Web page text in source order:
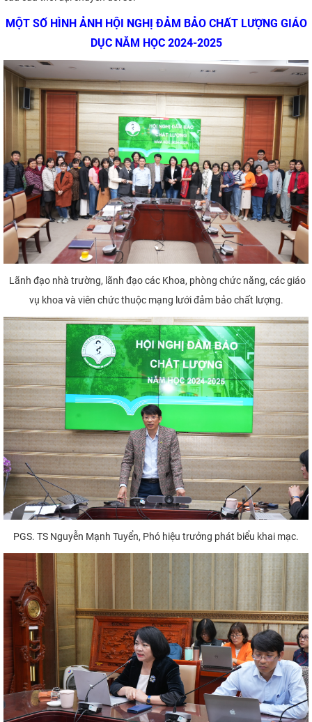
MỘT SỐ HÌNH ẢNH HỘI NGHỊ ĐẢM BẢO CHẤT LƯỢNG GIÁO
DỤC NĂM HỌC 2024-2025
Lãnh đạo nhà trường, lãnh đạo các Khoa, phòng chức năng, các giáo
vụ khoa và viên chức thuộc mạng lưới đảm bảo chất lượng.
PGS. TS Nguyễn Mạnh Tuyển, Phó hiệu trưởng phát biểu khai mạc.